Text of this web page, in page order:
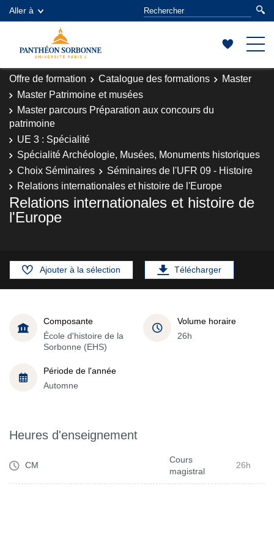
Aller à
Offre de formation Catalogue des formations
Master
Master Patrimoine et musées
Master parcours Préparation aux concours du
patrimoine
UE 3 : Spécialité
Spécialité Archéologie, Musées, Monuments historiques
Choix Séminaires
Séminaires de l'UFR 09 - Histoire
Relations internationales et histoire de l'Europe
Relations internationales et histoire de
l'Europe
Ajouter à la sélection Télécharger
Composante
École d'histoire de la
Sorbonne (EHS)
Volume horaire
26h
Période de l'année
Automne
Heures d'enseignement
CM
Cours
magistral
26h